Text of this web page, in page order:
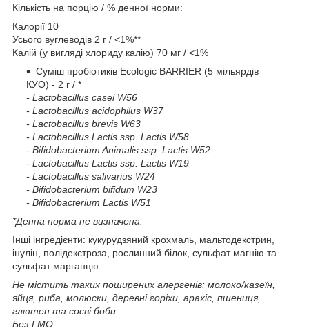
Кількість на порцію / % денної норми:
Калорії 10
Усього вуглеводів 2 г / <1%**
Калій (у вигляді хлориду калію) 70 мг / <1%
Суміш пробіотиків Ecologic BARRIER (5 мільярдів
КУО) - 2 г / *
- Lactobacillus casei W56
- Lactobacillus acidophilus W37​​​​
- Lactobacillus brevis W63
- Lactobacillus Lactis ssp. Lactis W58
- Bifidobacterium Animalis ssp. Lactis W52
- Lactobacillus Lactis ssp. Lactis W19
- Lactobacillus salivarius W24
- Bifidobacterium bifidum W23
- Bifidobacterium Lactis W51
*Денна норма не визначена.
Інші інгредієнти: кукурудзяний крохмаль, мальтодекстрин,
інулін, полідекстроза, рослинний білок, сульфат магнію та
сульфат марганцю.
Не містить таких поширених алергенів: молоко/казеїн,
яйця, риба, молюски, деревні горіхи, арахіс, пшениця,
глютен та соєві боби.
Без ГМО.